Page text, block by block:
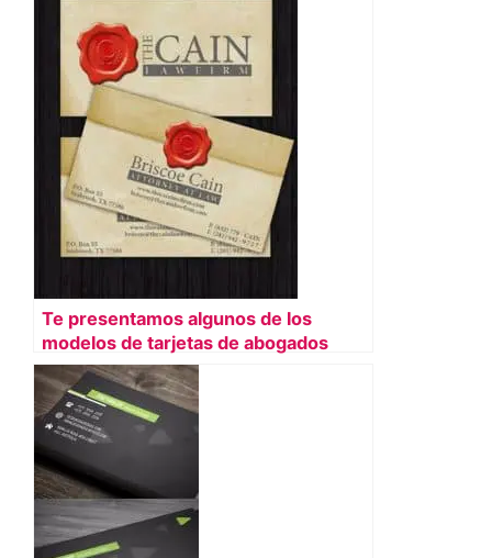
Te presentamos algunos de los
modelos de tarjetas de abogados